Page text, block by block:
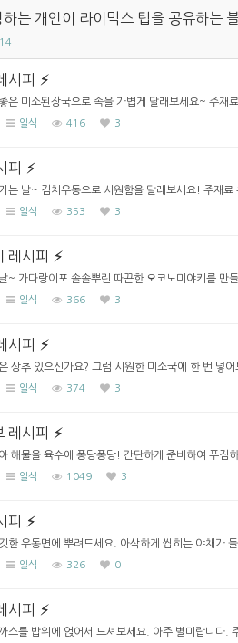
는 개인이 라이믹스 팁을 공유하는
14
시피
은 미소된장국으로 속을 가볍게 달래보세요~ 주재
일식 416 3
피
는 날~ 김치우동으로 시원함을 달래보세요! 주재료
일식 353 3
레시피
~ 가다랑이포 솔솔뿌린 따끈한 오코노미야키를 만
일식 366 3
시피
상추 있으신가요? 그럼 시원한 미소국에 한 번 넣어
일식 374 3
레시피
해물을 육수에 퐁당퐁당! 간단하게 준비하여 푸짐
일식 1049 3
피
한 우동면에 뿌려드세요. 아삭하게 씹히는 야채가
일식 326 0
시피
스를 밥위에 얹어서 드셔보세요. 아주 별미랍니다.